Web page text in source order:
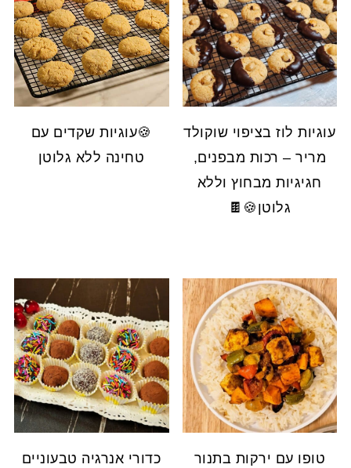
עוגיות לוז בציפוי שוקולד
מריר – רכות מבפנים,
חגיגיות מבחוץ וללא
גלוטן🍪🍫
🍪עוגיות שקדים עם
טחינה ללא גלוטן
טופו עם ירקות בתנור
כדורי אנרגיה טבעוניים